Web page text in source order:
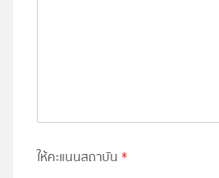
ให้คะแนนสถาบัน *